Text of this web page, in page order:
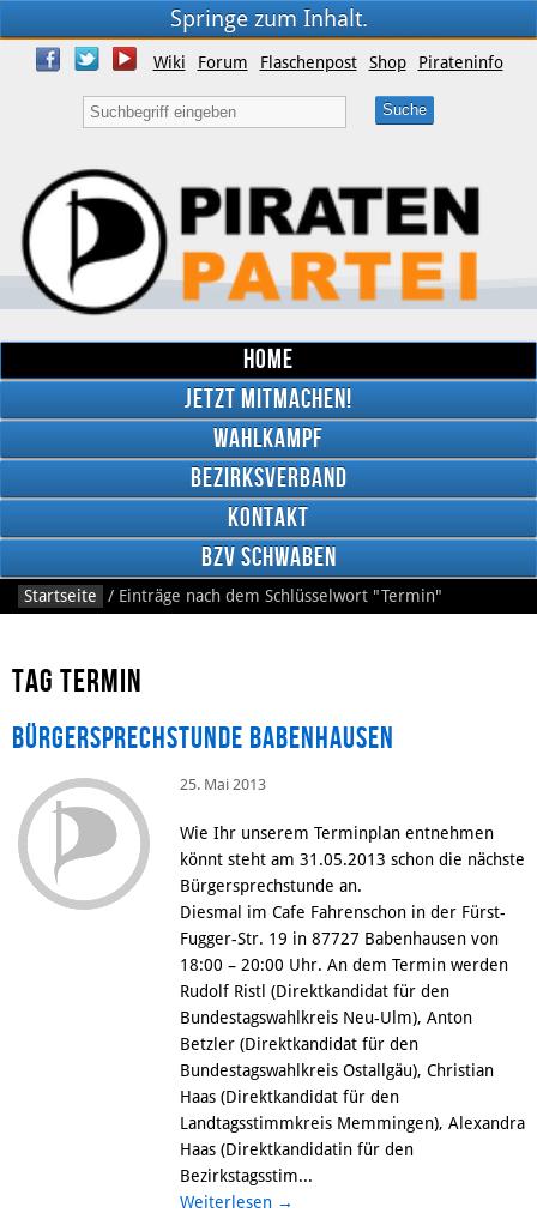
Springe zum Inhalt.
Facebook
Wiki Forum Flaschenpost Shop Pirateninfo
Home
Jetzt mitmachen!
Wahlkampf
Bezirksverband
Kontakt
BzV Schwaben
Startseite / Einträge nach dem Schlüsselwort "Termin"
Tag Termin
Bürgersprechstunde Babenhausen
25. Mai 2013
Wie Ihr unserem Terminplan entnehmen
könnt steht am 31.05.2013 schon die nächste
Bürgersprechstunde an.
Diesmal im Cafe Fahrenschon in der Fürst-
Fugger-Str. 19 in 87727 Babenhausen von
18:00 – 20:00 Uhr. An dem Termin werden
Rudolf Ristl (Direktkandidat für den
Bundestagswahlkreis Neu-Ulm), Anton
Betzler (Direktkandidat für den
Bundestagswahlkreis Ostallgäu), Christian
Haas (Direktkandidat für den
Landtagsstimmkreis Memmingen), Alexandra
Haas (Direktkandidatin für den
Bezirkstagsstim...
Weiterlesen →